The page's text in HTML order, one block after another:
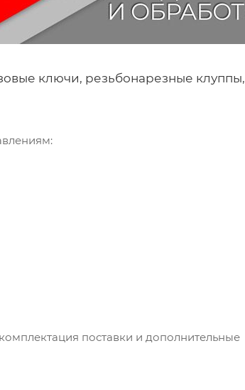
ключи, резьбонарезные клуппы,
поставки и дополнительные